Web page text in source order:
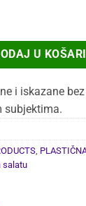
PET ZA CRNU
U
i iskazane
subjektima.
,
salatu